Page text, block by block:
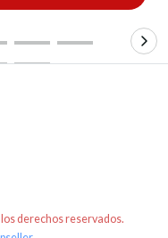
derechos reservados.